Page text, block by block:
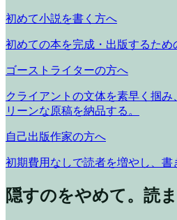
初めて小説を書く方へ
初めての本を完成・出版するため
ゴーストライターの方へ
クライアントの文体を素早く掴
リーンな原稿を納品する。
自己出版作家の方へ
初期費用なしで読者を増やし、書
隠すのをやめて。読